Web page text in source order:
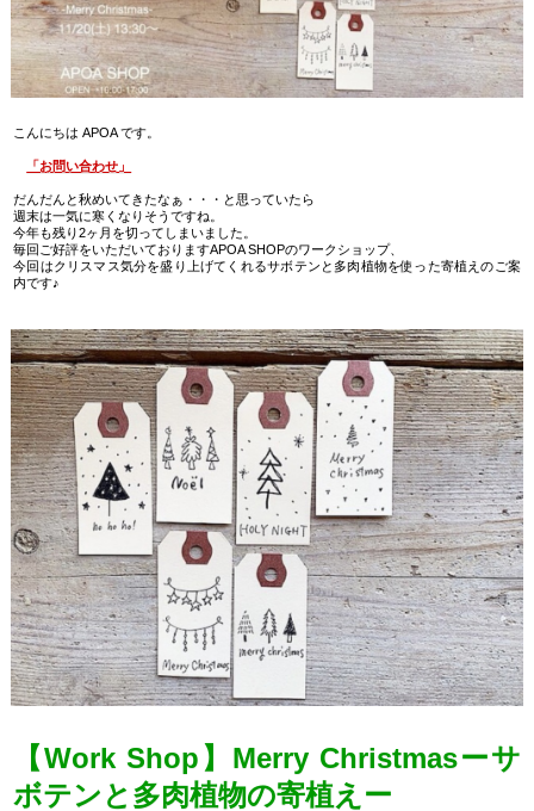
こんにちは APOA です。
「お問い合わせ」
だんだんと秋めいてきたなぁ・・・と思っていたら
週末は一気に寒くなりそうですね。
今年も残り2ヶ月を切ってしまいました。
毎回ご好評をいただいておりますAPOA SHOPのワークショップ、
今回はクリスマス気分を盛り上げてくれるサボテンと多肉植物を使った寄植えのご案
内です♪
【Work Shop】Merry Christmasーサ
ボテンと多肉植物の寄植えー